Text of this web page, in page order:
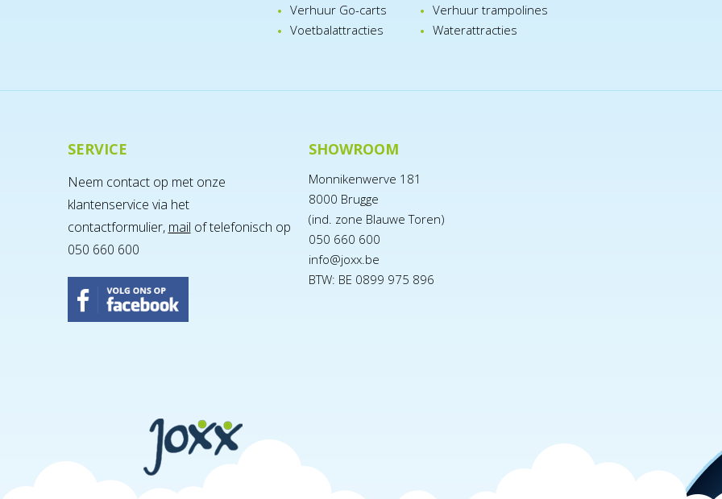
Verhuur Go-carts
Verhuur trampolines
Voetbalattracties
Waterattracties
SERVICE
Neem contact op met onze
klantenservice via het
contactformulier, mail of telefonisch op
050 660 600
SHOWROOM
Monnikenwerve 181
8000 Brugge
(ind. zone Blauwe Toren)
050 660 600
info@joxx.be
BTW: BE 0899 975 896